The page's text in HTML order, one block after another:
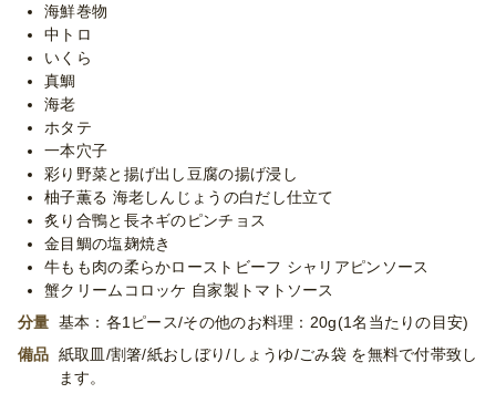
海鮮巻物
中トロ
いくら
真鯛
海老
ホタテ
一本穴子
彩り野菜と揚げ出し豆腐の揚げ浸し
柚子薫る 海老しんじょうの白だし仕立て
炙り合鴨と長ネギのピンチョス
金目鯛の塩麹焼き
牛もも肉の柔らかローストビーフ シャリアピンソース
蟹クリームコロッケ 自家製トマトソース
分量 基本：各1ピース/その他のお料理：20g(1名当たりの目安)
備品 紙取皿/割箸/紙おしぼり/しょうゆ/ごみ袋 を無料で付帯致し
ます。